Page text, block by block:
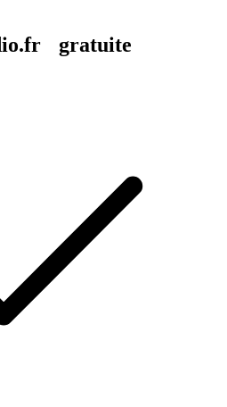
gratuite